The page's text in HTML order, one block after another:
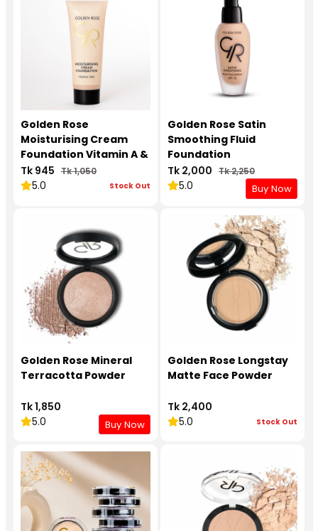
Golden Rose
Moisturising Cream
Foundation Vitamin A &
E
Tk 945 Tk 1,050
5.0 Stock Out
Golden Rose Satin
Smoothing Fluid
Foundation
Tk 2,000 Tk 2,250
5.0 Buy Now
Golden Rose Mineral
Terracotta Powder
Tk 1,850
5.0
Buy Now
Golden Rose Longstay
Matte Face Powder
Tk 2,400
5.0
Stock Out